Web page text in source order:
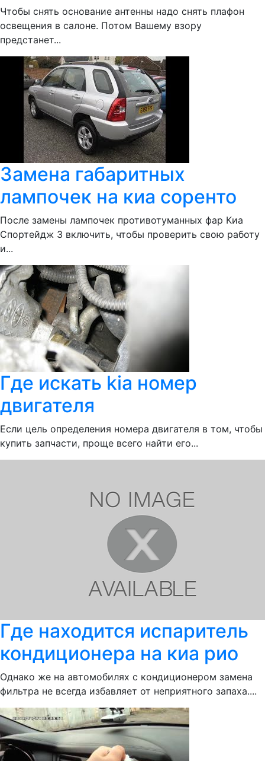
Чтобы снять основание антенны надо снять плафон
освещения в салоне. Потом Вашему взору
предстанет...
Замена габаритных
лампочек на киа соренто
После замены лампочек противотуманных фар Киа
Спортейдж 3 включить, чтобы проверить свою работу
и...
Где искать kia номер
двигателя
Если цель определения номера двигателя в том, чтобы
купить запчасти, проще всего найти его...
Где находится испаритель
кондиционера на киа рио
Однако же на автомобилях с кондиционером замена
фильтра не всегда избавляет от неприятного запаха....